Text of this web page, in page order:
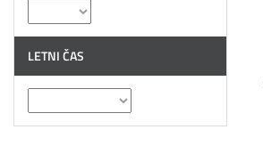
LETNI ČAS